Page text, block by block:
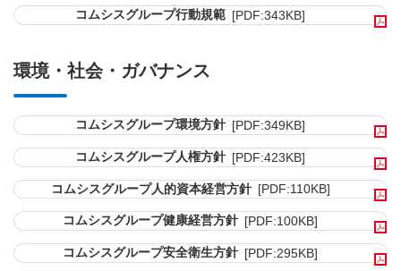
コムシスグループ行動規範 [PDF:343KB]
環境・社会・ガバナンス
コムシスグループ環境方針 [PDF:349KB]
コムシスグループ人権方針 [PDF:423KB]
コムシスグループ人的資本経営方針 [PDF:110KB]
コムシスグループ健康経営方針 [PDF:100KB]
コムシスグループ安全衛生方針 [PDF:295KB]